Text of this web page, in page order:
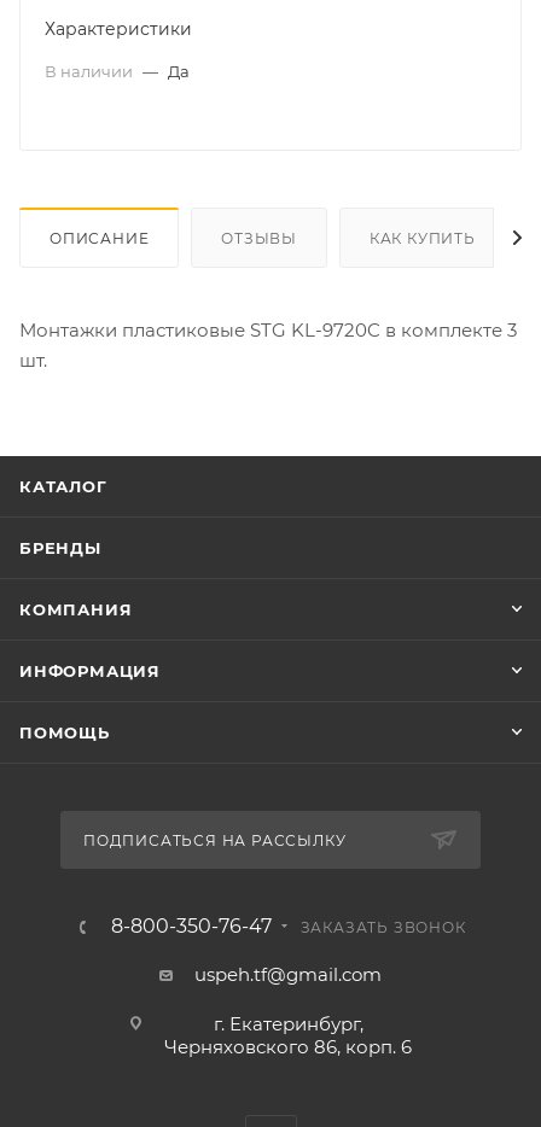
Характеристики
В наличии — Да
ОПИСАНИЕ ОТЗЫВЫ КАК КУПИТЬ
Монтажки пластиковые STG KL-9720C в комплекте 3
шт.
КАТАЛОГ
БРЕНДЫ
КОМПАНИЯ
ИНФОРМАЦИЯ
ПОМОЩЬ
ПОДПИСАТЬСЯ НА РАССЫЛКУ
8-800-350-76-47 ЗАКАЗАТЬ ЗВОНОК
uspeh.tf@gmail.com
г. Екатеринбург,
Черняховского 86, корп. 6​